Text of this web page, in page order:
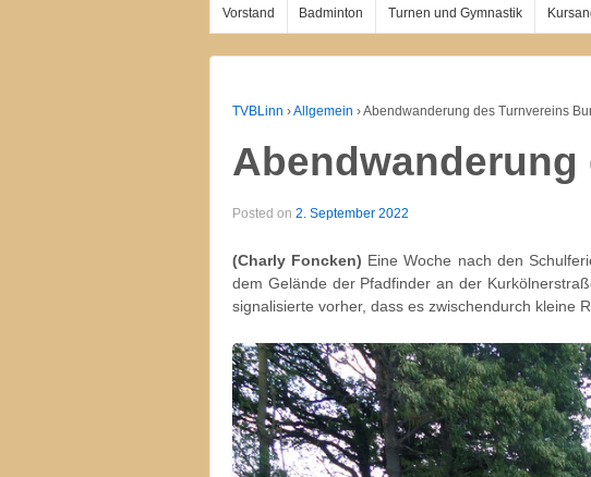
Vorstand Badminton Turnen und Gymnastik
TVBLinn ›Allgemein ›Abendwanderung des Turnvereins
Posted on 2. September 2022
(Charly Foncken) Eine Woche nach den
dem Gelände der Pfadfinder an der
signalisierte vorher, dass es zwischendurch kleine